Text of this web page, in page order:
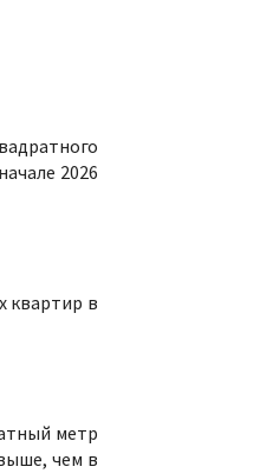
2026
квартир в
метр
чем в